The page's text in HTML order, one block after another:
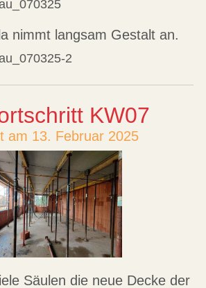
nimmt langsam Gestalt an.
KW07
am 13. Februar 2025
Säulen die neue Decke der